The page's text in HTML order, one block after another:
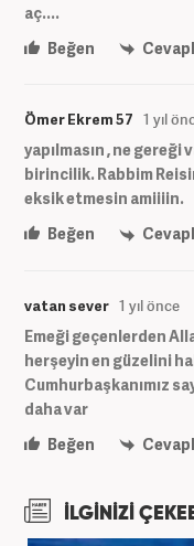
aç....
Beğen
Ömer Ekrem 57 1 yıl
yapılmasın , ne
birincilik. Rabbim
eksik etmesin amiiiin.
Beğen
vatan sever 1 yıl önce
Emeği geçenlerden
herşeyin en güzelini
Cumhurbaşkanımız
daha var
Beğen
İLGİNİZİ